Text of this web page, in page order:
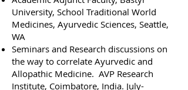
University, School Traditional World
Medicines, Ayurvedic Sciences, Seattle,
WA
Seminars and Research discussions on
the way to correlate Ayurvedic and
Allopathic Medicine. AVP Research
Institute, Coimbatore, India. July-